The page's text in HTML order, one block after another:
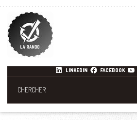
LINKEDIN FACEBOOK